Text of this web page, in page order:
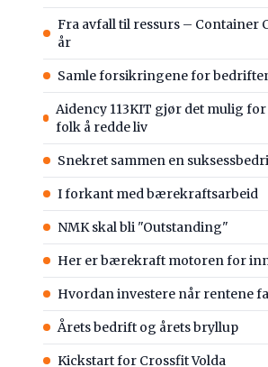
Fra avfall til ressurs – Container
år
Samle forsikringene for
Aidency 113KIT gjør det mulig
folk å redde liv
Snekret sammen en
I forkant med bærekraftsarbeid
NMK skal bli "Outstanding"
Her er bærekraft motoren for
Hvordan investere når rentene
Årets bedrift og årets bryllup
Kickstart for Crossfit Volda